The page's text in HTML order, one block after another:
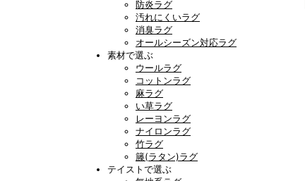
防炎ラグ
汚れにくいラグ
消臭ラグ
オールシーズン対応ラグ
素材で選ぶ
ウールラグ
コットンラグ
麻ラグ
い草ラグ
レーヨンラグ
ナイロンラグ
竹ラグ
籐(ラタン)ラグ
テイストで選ぶ